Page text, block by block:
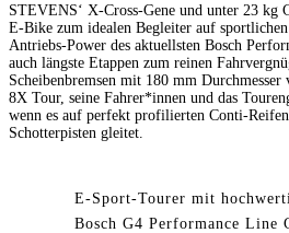
STEVENS‘ X-Cross-Gene und unter 23 kg
E-Bike zum idealen Begleiter auf
Antriebs-Power des aktuellsten Bosch
auch längste Etappen zum reinen
Scheibenbremsen mit 180 mm
8X Tour, seine Fahrer*innen und das
wenn es auf perfekt profilierten Conti-
Schotterpisten gleitet.
E-Sport-Tourer mit
Bosch G4 Performance Line